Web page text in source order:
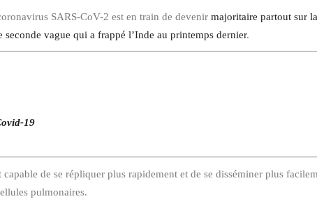
SARS-CoV-2 est en train de devenir majoritaire partout sur
seconde vague qui a frappé l’Inde au printemps dernier.
19
de se répliquer plus rapidement et de se disséminer plus
pulmonaires.